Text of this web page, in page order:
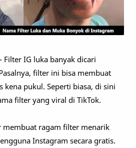
- Filter IG luka banyak dicari
filter ini bisa membuat
kena pukul. Seperti biasa, di sini
filter yang viral di TikTok.
membuat ragam filter menarik
Instagram secara gratis.